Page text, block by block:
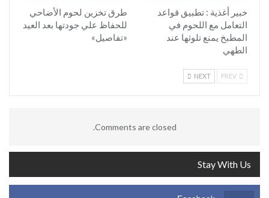
خبير أغذية : تطبيق قواعد
التعامل مع اللحوم في
المطبخ يمنع تلوثها عند
الطهي
طرق تخزين لحوم الأضاحي
للحفاظ علي جودتها بعد العيد
«تفاصيل»
NEXT
Comments are closed.
Stay With Us